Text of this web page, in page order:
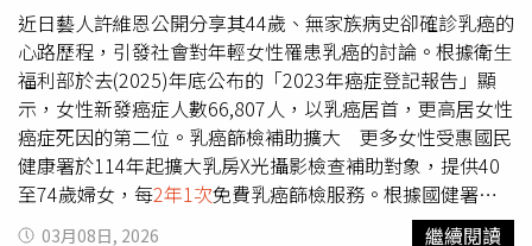
近日藝人許維恩公開分享其44歲、無家族病史卻確診乳癌的
心路歷程，引發社會對年輕女性罹患乳癌的討論。根據衛生
福利部於去(2025)年底公布的「2023年癌症登記報告」顯
示，女性新發癌症人數66,807人，以乳癌居首，更高居女性
癌症死因的第二位。乳癌篩檢補助擴大 更多女性受惠國民
健康署於114年起擴大乳房X光攝影檢查補助對象，提供40
至74歲婦女，每2年1次免費乳癌篩檢服務。根據國健署公
布的最新統計數字，114年度乳癌篩檢人數達126萬人，較
03月08日, 2026 繼續閱讀